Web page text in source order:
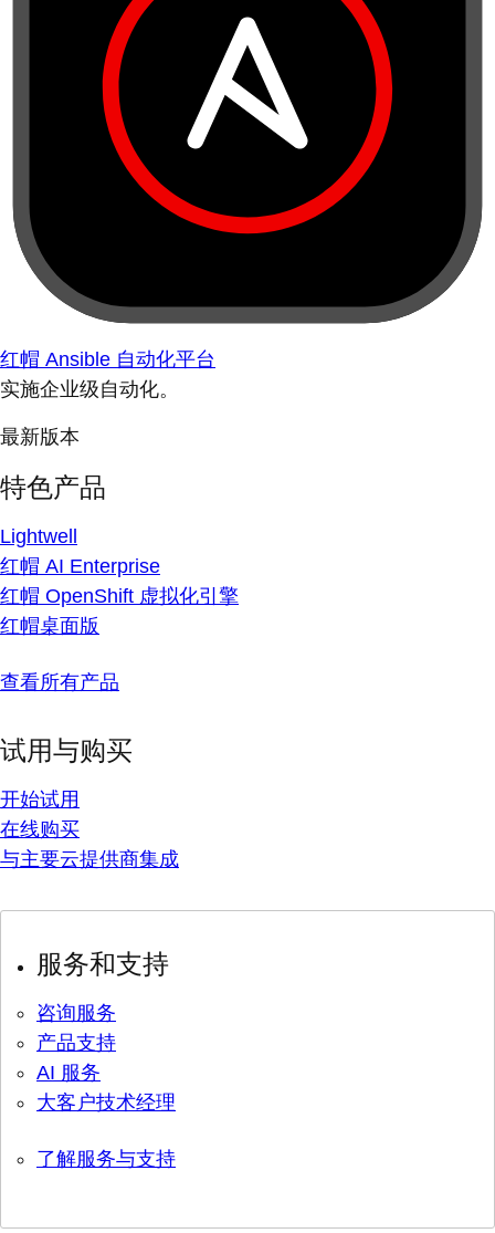
红帽 Ansible 自动化平台
实施企业级自动化。
最新版本
特色产品
Lightwell
红帽 AI Enterprise
红帽 OpenShift 虚拟化引擎
红帽桌面版
查看所有产品
试用与购买
开始试用
在线购买
与主要云提供商集成
服务和支持
咨询服务
产品支持
AI 服务
大客户技术经理
了解服务与支持